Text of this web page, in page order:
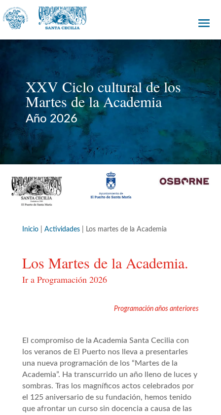
XXV Ciclo cultural de los
Martes de la Academia
Año 2026
Inicio| Actividades| Los martes de la Academia
Los Martes de la Academia.
Ir a Programación 2026
Programación años anteriores
El compromiso de la Academia Santa Cecilia con
los veranos de El Puerto nos lleva a presentarles
una nueva programación de los “Martes de la
Academia”. Ha transcurrido un año lleno de luces y
sombras. Tras los magníficos actos celebrados por
el 125 aniversario de su fundación, hemos tenido
que afrontar un curso sin docencia a causa de las